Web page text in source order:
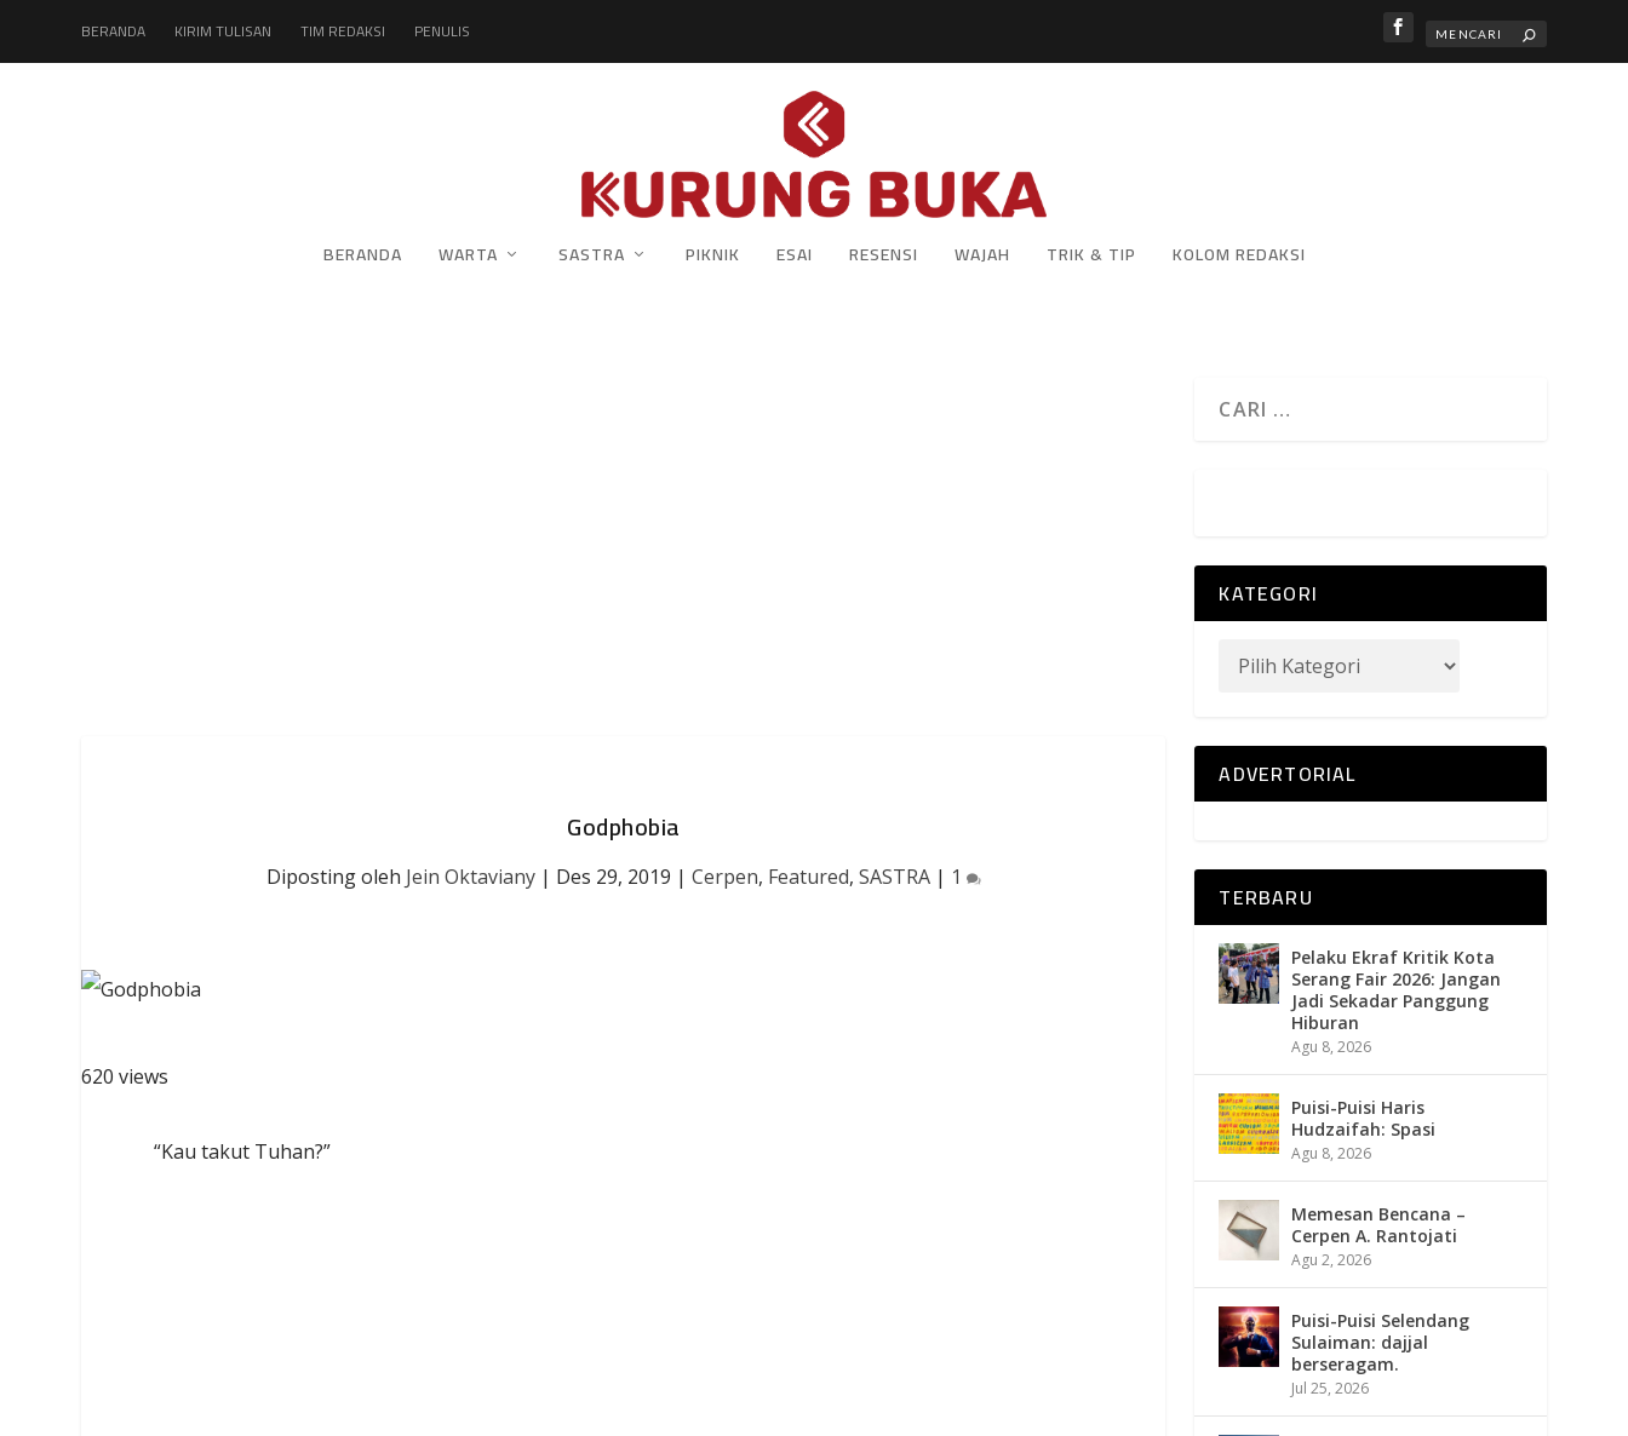
BERANDA KIRIM TULISAN TIM REDAKSI PENULIS
BERANDA WARTA SASTRA PIKNIK ESAI RESENSI WAJAH TRIK & TIP KOLOM REDAKSI
Godphobia
Diposting oleh Jein Oktaviany| Des 29, 2019 | Cerpen, Featured, SASTRA| 1
620 views
“Kau takut Tuhan?”
KATEGORI
ADVERTORIAL
TERBARU
Pelaku Ekraf Kritik Kota
Serang Fair 2026: Jangan
Jadi Sekadar Panggung
Hiburan
Agu 8, 2026
Puisi-Puisi Haris
Hudzaifah: Spasi
Agu 8, 2026
Memesan Bencana –
Cerpen A. Rantojati
Agu 2, 2026
Puisi-Puisi Selendang
Sulaiman: dajjal
berseragam.
Jul 25, 2026